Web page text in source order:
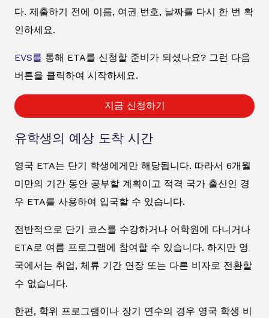
다. 제출하기 전에 이름, 여권 번호, 날짜를 다시 한 번 확
인하세요.
EVS를 통해 ETA를 신청할 준비가 되셨나요? 그런 다음
버튼을 클릭하여 시작하세요.
지금 신청하기
유학생의 예상 도착 시간
영국 ETA는 단기 학생에게만 해당됩니다. 따라서 6개월
미만의 기간 동안 공부할 계획이고 적격 국가 출신인 경
우 ETA를 사용하여 입국할 수 있습니다.
전반적으로 단기 코스를 수강하거나 어학원에 다니거나
ETA로 여름 프로그램에 참여할 수 있습니다. 하지만 영
국에서는 취업, 체류 기간 연장 또는 다른 비자로 전환할
수 없습니다.
한편, 학위 프로그램이나 장기 연수의 경우 영국 학생 비